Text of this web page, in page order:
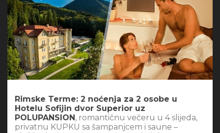
Rimske Terme: 2 noćenja za 2 osobe u
Hotelu Sofijin dvor Superior uz
POLUPANSION, romantičnu večeru u 4 slijeda,
privatnu KUPKU sa šampanjcem i saune –